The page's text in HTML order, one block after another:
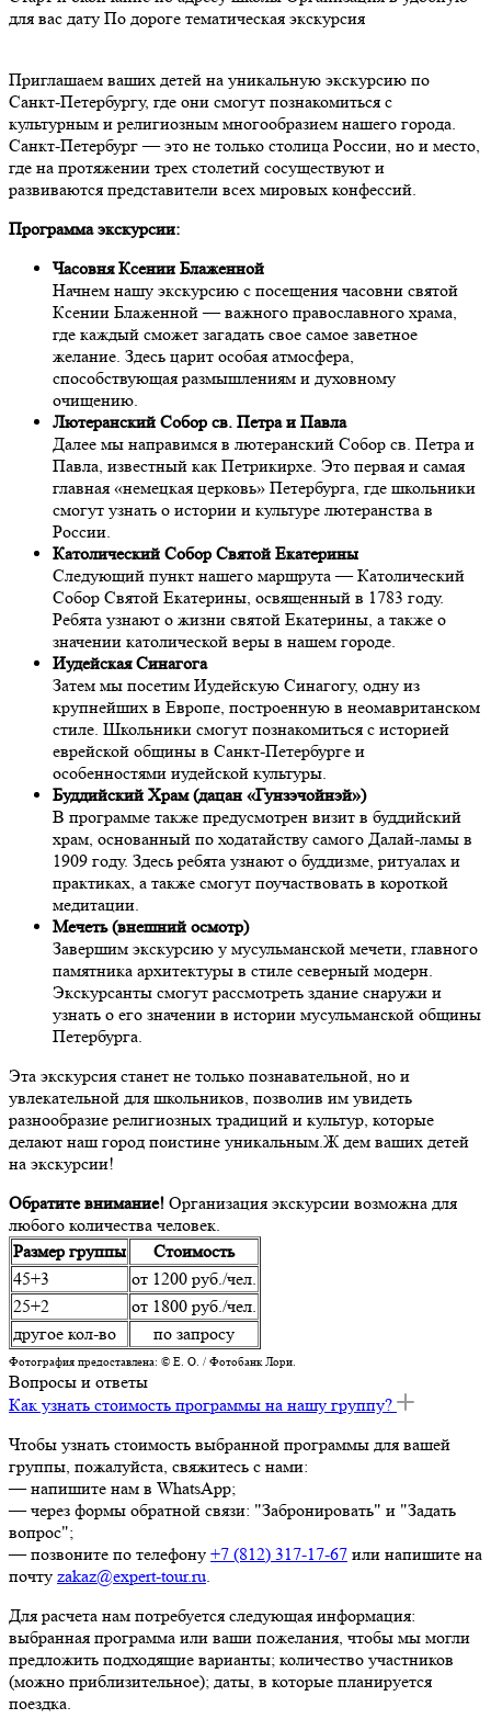
для вас дату По дороге тематическая экскурсия
Приглашаем ваших детей на уникальную экскурсию по
Санкт-Петербургу, где они смогут познакомиться с
культурным и религиозным многообразием нашего города.
Санкт-Петербург — это не только столица России, но и место,
где на протяжении трех столетий сосуществуют и
развиваются представители всех мировых конфессий.
Программа экскурсии:
Часовня Ксении Блаженной
Начнем нашу экскурсию с посещения часовни святой
Ксении Блаженной — важного православного храма,
где каждый сможет загадать свое самое заветное
желание. Здесь царит особая атмосфера,
способствующая размышлениям и духовному
очищению.
Лютеранский Собор св. Петра и Павла
Далее мы направимся в лютеранский Собор св. Петра и
Павла, известный как Петрикирхе. Это первая и самая
главная «немецкая церковь» Петербурга, где школьники
смогут узнать о истории и культуре лютеранства в
России.
Католический Собор Святой Екатерины
Следующий пункт нашего маршрута — Католический
Собор Святой Екатерины, освященный в 1783 году.
Ребята узнают о жизни святой Екатерины, а также о
значении католической веры в нашем городе.
Иудейская Синагога
Затем мы посетим Иудейскую Синагогу, одну из
крупнейших в Европе, построенную в неомавританском
стиле. Школьники смогут познакомиться с историей
еврейской общины в Санкт-Петербурге и
особенностями иудейской культуры.
Буддийский Храм (дацан «Гунзэчойнэй»)
В программе также предусмотрен визит в буддийский
храм, основанный по ходатайству самого Далай-ламы в
1909 году. Здесь ребята узнают о буддизме, ритуалах и
практиках, а также смогут поучаствовать в короткой
медитации.
Мечеть (внешний осмотр)
Завершим экскурсию у мусульманской мечети, главного
памятника архитектуры в стиле северный модерн.
Экскурсанты смогут рассмотреть здание снаружи и
узнать о его значении в истории мусульманской общины
Петербурга.
Эта экскурсия станет не только познавательной, но и
увлекательной для школьников, позволив им увидеть
разнообразие религиозных традиций и культур, которые
делают наш город поистине уникальным.Ж дем ваших детей
на экскурсии!
Обратите внимание! Организация экскурсии возможна для
любого количества человек.
Размер группы
Стоимость
45+3
от 1200 руб./чел.
25+2
от 1800 руб./чел.
другое кол-во
по запросу
Фотография предоставлена: © Е. О. / Фотобанк Лори.
Вопросы и ответы
Как узнать стоимость программы на нашу группу?
Чтобы узнать стоимость выбранной программы для вашей
группы, пожалуйста, свяжитесь с нами:
— напишите нам в WhatsApp;
— через формы обратной связи: "Забронировать" и "Задать
вопрос";
— позвоните по телефону +7 (812) 317-17-67 или напишите на
почту zakaz@expert-tour.ru.
Для расчета нам потребуется следующая информация:
выбранная программа или ваши пожелания, чтобы мы могли
предложить подходящие варианты; количество участников
(можно приблизительное); даты, в которые планируется
поездка.